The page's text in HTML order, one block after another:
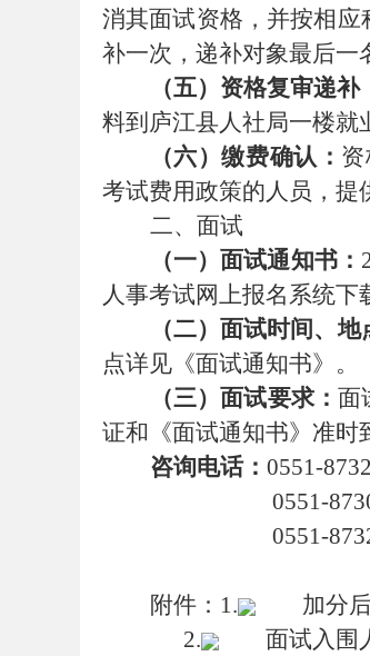
消其面试资格，并按相
补一次 ， 递补对象最后一
（五）资格复审递补
料到庐江县人社局一楼就
（六）缴费确认：
考试费用政策的人员，提
二、 面试
（一）面试通知书：
人事考试网上报名系统下
（二）面试时间、地
点详见《面试通知书》。
（三）面试要求：面
证和 《面试通知书》准
咨询电话： 0551-
0551-
0551-
附件： 1.
加分
2.
面试入围